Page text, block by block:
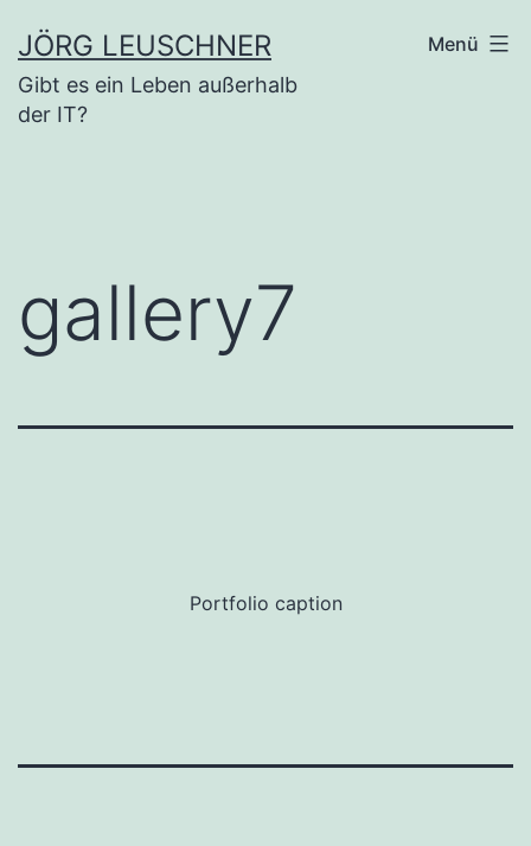
Inhalt
springen
JÖRG LEUSCHNER
Gibt es ein Leben außerhalb
der IT?
Menü
gallery7
Portfolio caption